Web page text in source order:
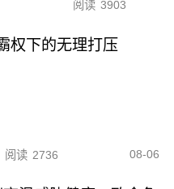
阅读 3903
权下的无理打压
阅读 2736 08-06